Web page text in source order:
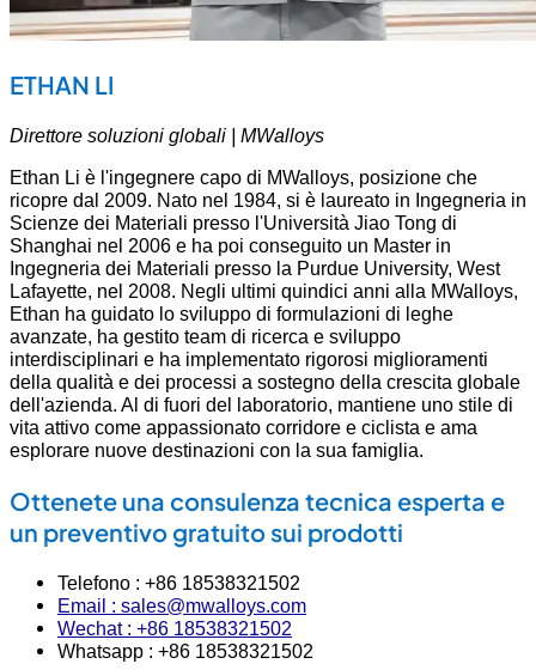
ETHAN LI
Direttore soluzioni globali | MWalloys
Ethan Li è l'ingegnere capo di MWalloys, posizione che
ricopre dal 2009. Nato nel 1984, si è laureato in Ingegneria in
Scienze dei Materiali presso l'Università Jiao Tong di
Shanghai nel 2006 e ha poi conseguito un Master in
Ingegneria dei Materiali presso la Purdue University, West
Lafayette, nel 2008. Negli ultimi quindici anni alla MWalloys,
Ethan ha guidato lo sviluppo di formulazioni di leghe
avanzate, ha gestito team di ricerca e sviluppo
interdisciplinari e ha implementato rigorosi miglioramenti
della qualità e dei processi a sostegno della crescita globale
dell'azienda. Al di fuori del laboratorio, mantiene uno stile di
vita attivo come appassionato corridore e ciclista e ama
esplorare nuove destinazioni con la sua famiglia.
Ottenete una consulenza tecnica esperta e
un preventivo gratuito sui prodotti
Telefono : +86 18538321502
Email : sales@mwalloys.com
Wechat : +86 18538321502
Whatsapp : +86 18538321502